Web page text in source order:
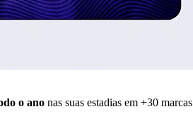
o ano nas suas estadias em +30 marcas